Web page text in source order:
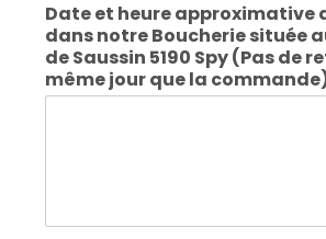
Date et heure approximative
dans notre Boucherie située
de Saussin 5190 Spy (Pas de
même jour que la